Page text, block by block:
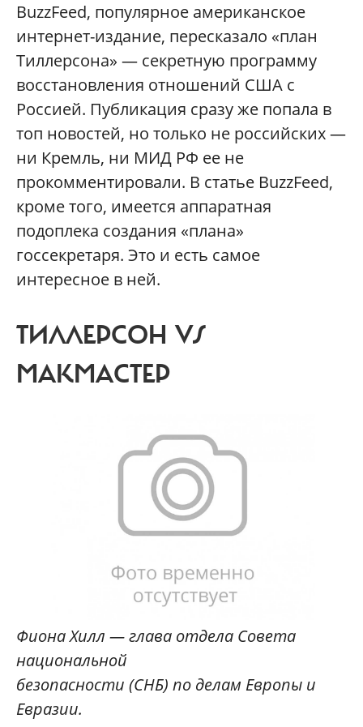
BuzzFeed, популярное американское
интернет-издание, пересказало «план
Тиллерсона» — секретную программу
восстановления отношений США с
Россией. Публикация сразу же попала в
топ новостей, но только не российских —
ни Кремль, ни МИД РФ ее не
прокомментировали. В статье BuzzFeed,
кроме того, имеется аппаратная
подоплека создания «плана»
госсекретаря. Это и есть самое
интересное в ней.
ТИЛЛЕРСОН VS
МАКМАСТЕР
Фиона Хилл — глава отдела Совета
национальной
безопасности (СНБ) по делам Европы и
Евразии.